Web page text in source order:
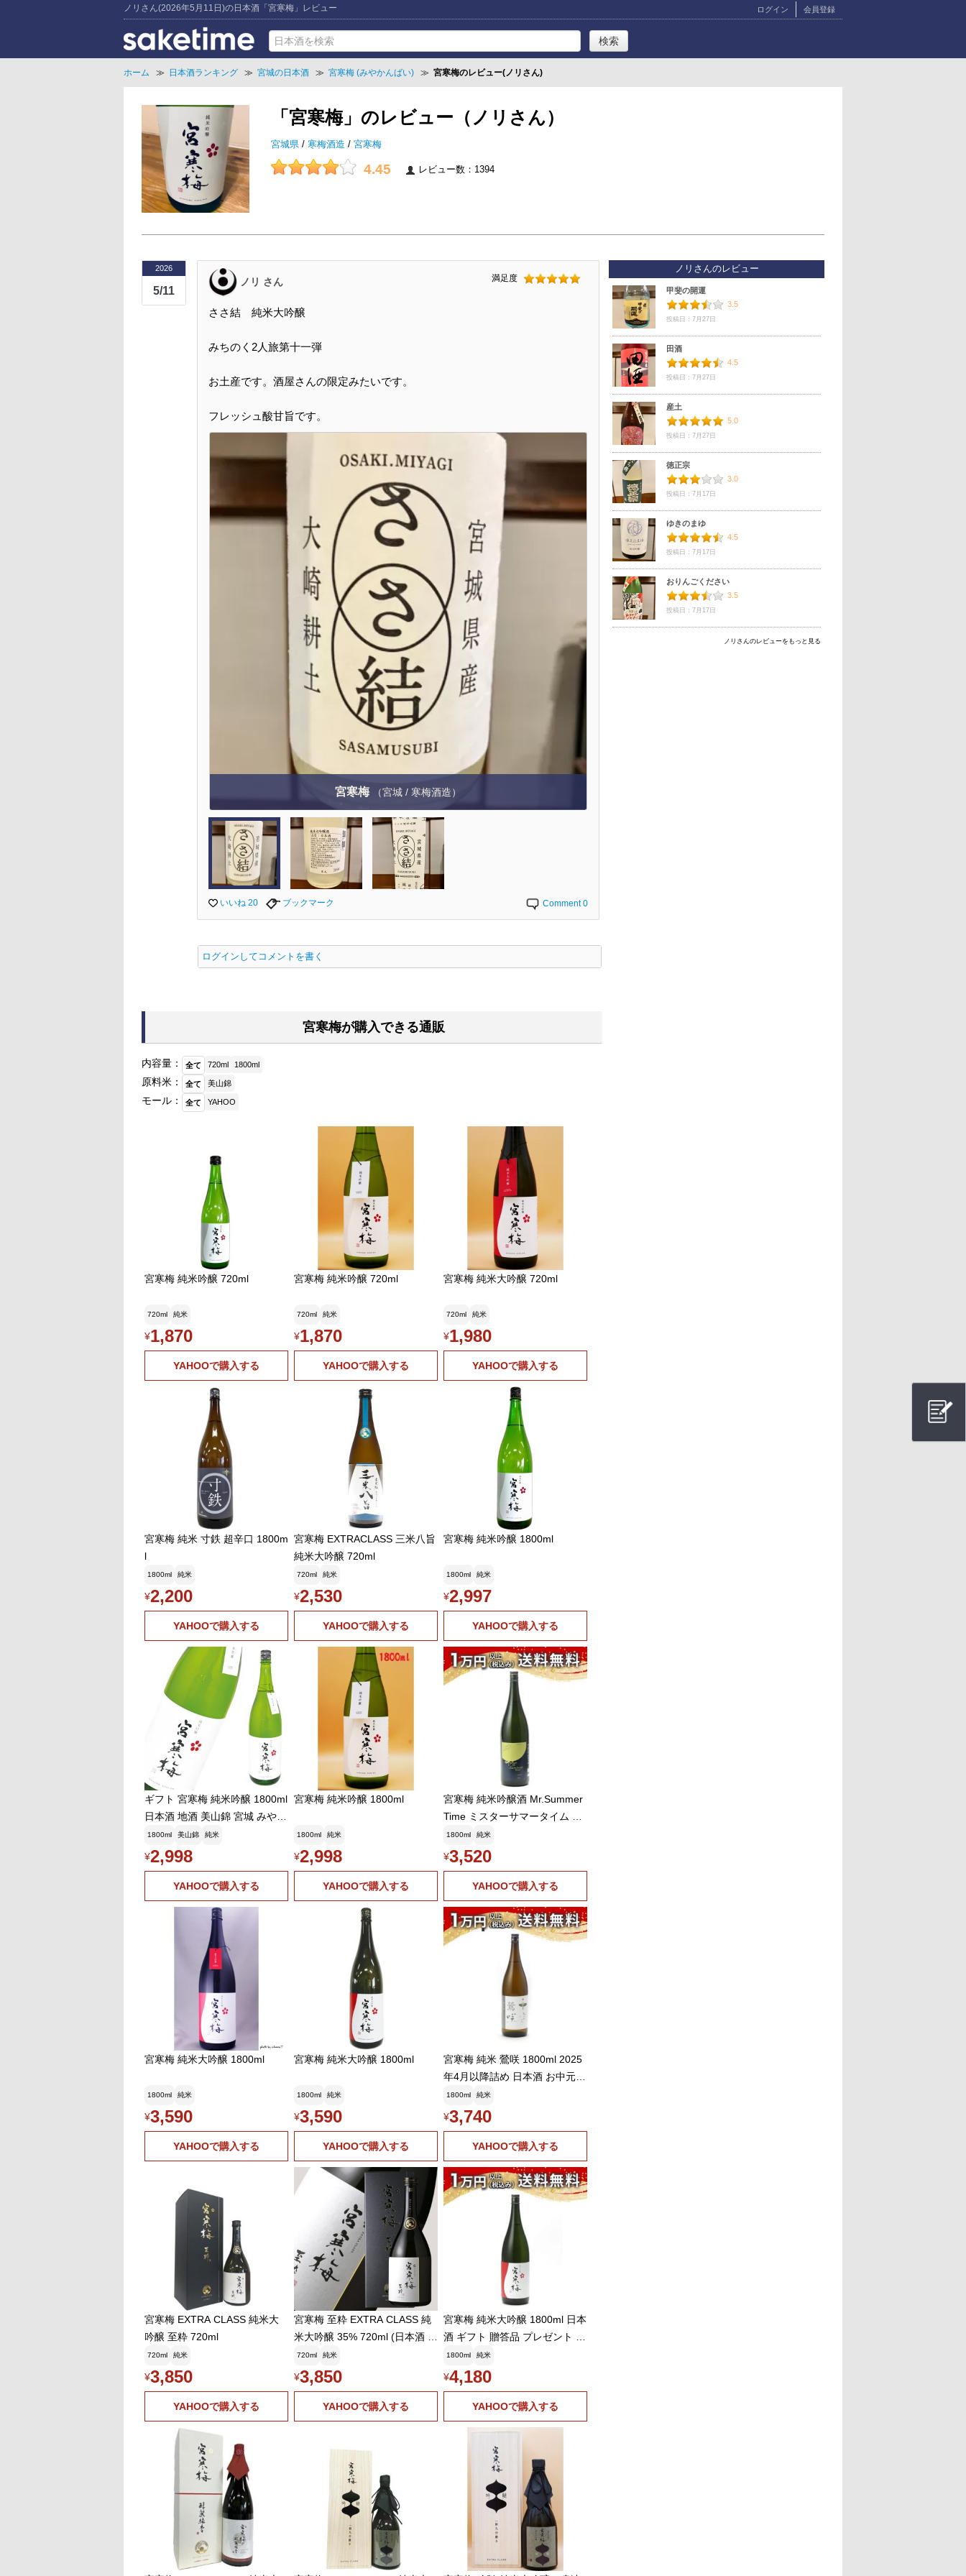
ノリさん(2026年5月11日)の日本酒「宮寒梅」レビュー ログイン 会員登録
ホーム ≫ 日本酒ランキング ≫ 宮城の日本酒 ≫ 宮寒梅 (みやかんばい) ≫ 宮寒梅のレビュー(ノリさん)
「宮寒梅」のレビュー（ノリさん）
宮城県 / 寒梅酒造 / 宮寒梅
4.45 レビュー数：1394
2026
5/11
ノリ さん 満足度
ささ結 純米大吟醸
みちのく2人旅第十一弾
お土産です。酒屋さんの限定みたいです。
フレッシュ酸甘旨です。
宮寒梅 （宮城 / 寒梅酒造）
いいね 20 ブックマーク Comment 0
ログインしてコメントを書く
ノリさんのレビュー
甲斐の開運
3.5
投稿日：7月27日
田酒
4.5
投稿日：7月27日
産土
5.0
投稿日：7月27日
徳正宗
3.0
投稿日：7月17日
ゆきのまゆ
4.5
投稿日：7月17日
おりんごください
3.5
投稿日：7月17日
ノリさんのレビューをもっと見る
宮寒梅が購入できる通販
内容量： 全て 720ml 1800ml
原料米： 全て 美山錦
モール： 全て YAHOO
宮寒梅 純米吟醸 720ml
720ml 純米
¥1,870
YAHOOで購入する
宮寒梅 純米吟醸 720ml
720ml 純米
¥1,870
YAHOOで購入する
宮寒梅 純米大吟醸 720ml
720ml 純米
¥1,980
YAHOOで購入する
宮寒梅 純米 寸鉄 超辛口 1800m
l
1800ml 純米
¥2,200
YAHOOで購入する
宮寒梅 EXTRACLASS 三米八旨
純米大吟醸 720ml
720ml 純米
¥2,530
YAHOOで購入する
宮寒梅 純米吟醸 1800ml
1800ml 純米
¥2,997
YAHOOで購入する
ギフト 宮寒梅 純米吟醸 1800ml
日本酒 地酒 美山錦 宮城 みやか
んばい プレゼント
1800ml 美山錦 純米
¥2,998
YAHOOで購入する
宮寒梅 純米吟醸 1800ml
1800ml 純米
¥2,998
YAHOOで購入する
宮寒梅 純米吟醸酒 Mr.Summer
Time ミスターサマータイム 18
00ml 2025年5月以降詰め 日本
酒 ギフト 贈答品 プレゼント あ
すつく 父の日 お中元
1800ml 純米
¥3,520
YAHOOで購入する
宮寒梅 純米大吟醸 1800ml
1800ml 純米
¥3,590
YAHOOで購入する
宮寒梅 純米大吟醸 1800ml
1800ml 純米
¥3,590
YAHOOで購入する
宮寒梅 純米 鶯咲 1800ml 2025
年4月以降詰め 日本酒 お中元
御中元 暑中見舞い あすつく ギ
フト のし 贈答品 父の日 プレゼ
ント お酒
1800ml 純米
¥3,740
YAHOOで購入する
宮寒梅 EXTRA CLASS 純米大
吟醸 至粋 720ml
720ml 純米
¥3,850
YAHOOで購入する
宮寒梅 至粋 EXTRA CLASS 純
米大吟醸 35% 720ml (日本酒 ギ
フト)(箱付き) 父の日 御歳暮 御
年賀
720ml 純米
¥3,850
YAHOOで購入する
宮寒梅 純米大吟醸 1800ml 日本
酒 ギフト 贈答品 プレゼント あ
すつく 父の日 お中元 のし お酒
1800ml 純米
¥4,180
YAHOOで購入する